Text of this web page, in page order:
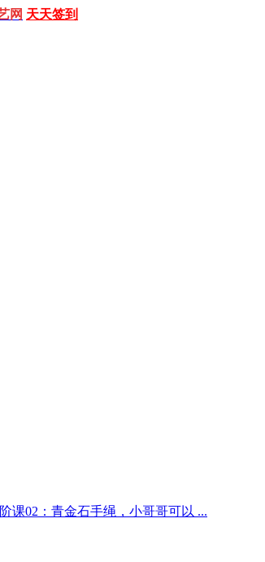
网 天天签到
课02：青金石手绳，小哥哥可以 ...